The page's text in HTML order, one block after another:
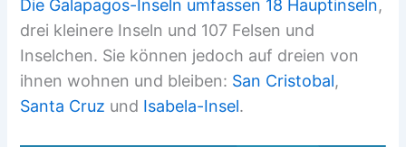
Die Galapagos-Inseln umfassen 18 Hauptinseln,
drei kleinere Inseln und 107 Felsen und
Inselchen. Sie können jedoch auf dreien von
ihnen wohnen und bleiben: San Cristobal,
Santa Cruz und Isabela-Insel.